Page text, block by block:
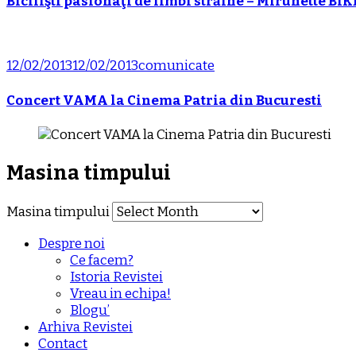
12/02/201312/02/2013comunicate
Concert VAMA la Cinema Patria din Bucuresti
Masina timpului
Masina timpului
Despre noi
Ce facem?
Istoria Revistei
Vreau in echipa!
Blogu’
Arhiva Revistei
Contact